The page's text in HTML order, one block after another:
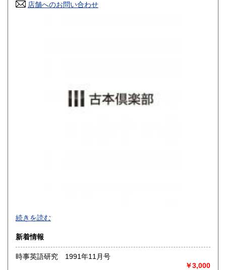
高知県 800円
1,200円
店舗へのお問い合わせ
買取品目一覧
術・アート・建築・書道・理工学・東洋医学・ビジネス書・
武道・山岳・オカルト・幻想文学・サブカルチャー・70年
代、80年代アイドル・アニメ・漫画・雑誌・アダルト・マニ
続きを読む
新着情報
時事英語研究 1991年11月号
￥3,000